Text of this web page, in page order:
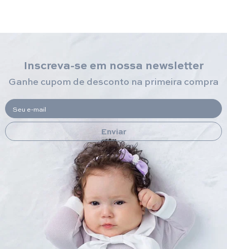
Inscreva-se em nossa newsletter
Ganhe cupom de desconto na primeira compra
Seu e-mail
Enviar